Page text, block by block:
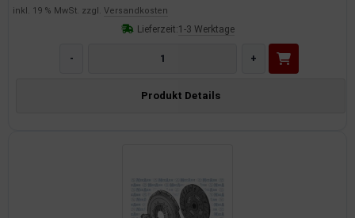
inkl. 19 % MwSt. zzgl. Versandkosten
Lieferzeit:1-3 Werktage
- +
Produkt Details